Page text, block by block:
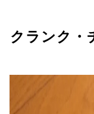
クランク・